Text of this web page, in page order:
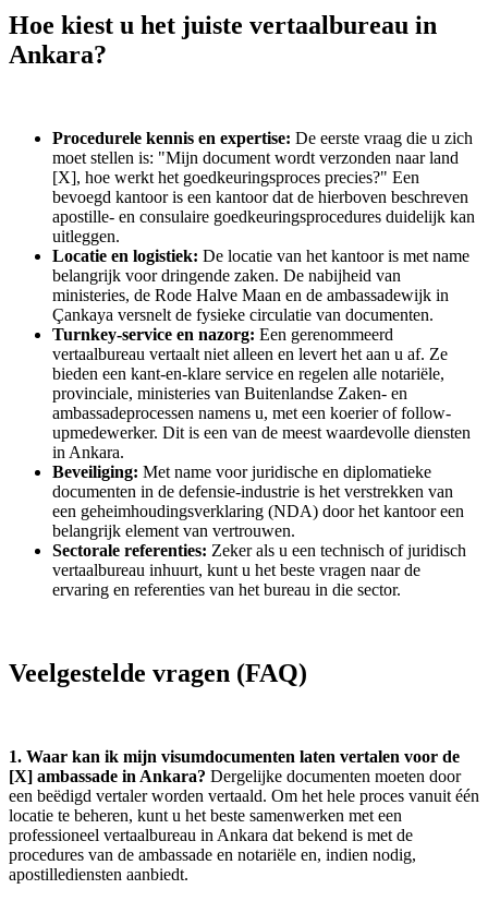
Hoe kiest u het juiste vertaalbureau in
Ankara?
Procedurele kennis en expertise: De eerste vraag die u zich
moet stellen is: "Mijn document wordt verzonden naar land
[X], hoe werkt het goedkeuringsproces precies?" Een
bevoegd kantoor is een kantoor dat de hierboven beschreven
apostille- en consulaire goedkeuringsprocedures duidelijk kan
uitleggen.
Locatie en logistiek: De locatie van het kantoor is met name
belangrijk voor dringende zaken. De nabijheid van
ministeries, de Rode Halve Maan en de ambassadewijk in
Çankaya versnelt de fysieke circulatie van documenten.
Turnkey-service en nazorg: Een gerenommeerd
vertaalbureau vertaalt niet alleen en levert het aan u af. Ze
bieden een kant-en-klare service en regelen alle notariële,
provinciale, ministeries van Buitenlandse Zaken- en
ambassadeprocessen namens u, met een koerier of follow-
upmedewerker. Dit is een van de meest waardevolle diensten
in Ankara.
Beveiliging: Met name voor juridische en diplomatieke
documenten in de defensie-industrie is het verstrekken van
een geheimhoudingsverklaring (NDA) door het kantoor een
belangrijk element van vertrouwen.
Sectorale referenties: Zeker als u een technisch of juridisch
vertaalbureau inhuurt, kunt u het beste vragen naar de
ervaring en referenties van het bureau in die sector.
Veelgestelde vragen (FAQ)
1. Waar kan ik mijn visumdocumenten laten vertalen voor de
[X] ambassade in Ankara? Dergelijke documenten moeten door
een beëdigd vertaler worden vertaald. Om het hele proces vanuit één
locatie te beheren, kunt u het beste samenwerken met een
professioneel vertaalbureau in Ankara dat bekend is met de
procedures van de ambassade en notariële en, indien nodig,
apostillediensten aanbiedt.